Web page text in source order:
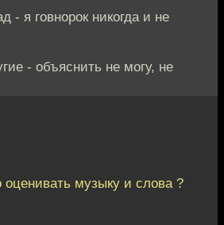
- я говнорок никогда и не
- объяснить не могу, не
музыку и слова ?